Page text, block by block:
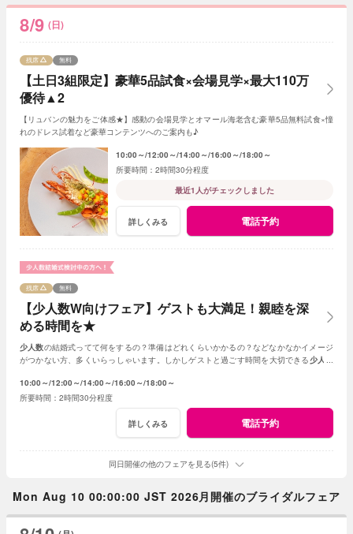
8/9 (日)
【土日3組限定】豪華5品試食×会場見学×最大110万
優待▲2
残席 無料
【リュバンの魅力をご体感★】感動の会場見学とオマール海老含む豪華5品無料試食×憧
れのドレス試着など豪華コンテンツへのご案内も♪
10:00～ 12:00～ 14:00～ 16:00～ 18:00～
2時間30分程度
最近1人がチェックしました
詳しくみる 電話予約
【少人数W向けフェア】ゲストも大満足！親睦を深
める時間を★
残席 無料
少人数の結婚式ってて何をするの？準備はどれくらいかかるの？などなかなかイメージ
がつかない方、多くいらっしゃいます。しかしゲストと過ごす時間を大切できる少人数
10:00～ 12:00～ 14:00～ 16:00～ 18:00～
2時間30分程度
詳しくみる 電話予約
同日開催の他のフェアを見る(5件)
Mon Aug 10 00:00:00 JST 2026月開催のブライダルフェア